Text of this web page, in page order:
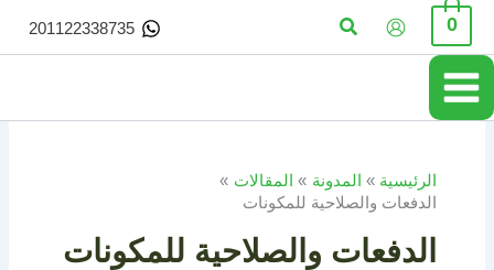
تخطي
المحتوى
0 البحث 201122338735
الرئيسية المدونة
المقالات
الدفعات والصلاحية للمكونات
الدفعات والصلاحية للمكونات